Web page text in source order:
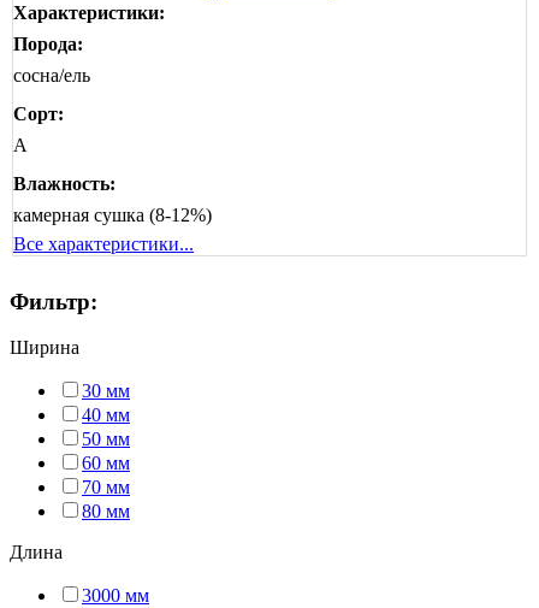
Характеристики:
Порода:
сосна/ель
Сорт:
А
Влажность:
камерная сушка (8-12%)
Все характеристики...
Фильтр:
Ширина
30 мм
40 мм
50 мм
60 мм
70 мм
80 мм
Длина
3000 мм